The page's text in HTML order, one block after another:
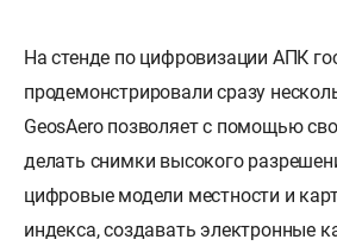
На стенде по цифровизации АПК
продемонстрировали сразу
GeosAero позволяет с помощью
делать снимки высокого
цифровые модели местности и
индекса, создавать электронные